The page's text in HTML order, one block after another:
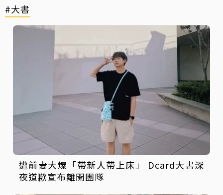
#大書
遭前妻大爆「帶新人帶上床」 Dcard大書深
夜道歉宣布離開團隊